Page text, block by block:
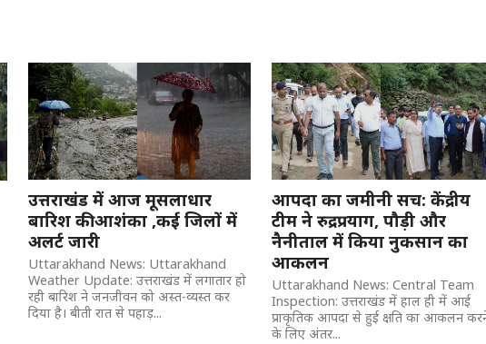
उत्तराखंड में आज मूसलाधार
बारिश की आशंका ,कई जिलों में
अलर्ट जारी
Uttarakhand News: Uttarakhand
Weather Update: उत्तराखंड में लगातार हो
रही बारिश ने जनजीवन को अस्त-व्यस्त कर
दिया है। बीती रात से पहाड़...
आपदा का जमीनी सच: केंद्रीय
टीम ने रुद्रप्रयाग, पौड़ी और
नैनीताल में किया नुकसान का
आकलन
Uttarakhand News: Central Team
Inspection: उत्तराखंड में हाल ही में आई
प्राकृतिक आपदा से हुई क्षति का आकलन
के लिए अंतर...